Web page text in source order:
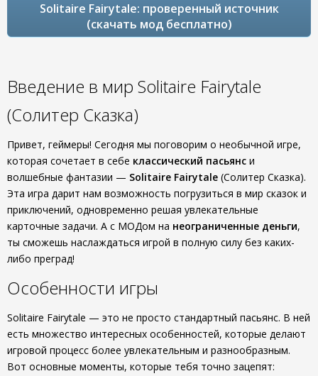
Solitaire Fairytale: проверенный источник
(скачать мод бесплатно)
Введение в мир Solitaire Fairytale
(Солитер Сказка)
Привет, геймеры! Сегодня мы поговорим о необычной игре,
которая сочетает в себе классический пасьянс и
волшебные фантазии — Solitaire Fairytale (Солитер Сказка).
Эта игра дарит нам возможность погрузиться в мир сказок и
приключений, одновременно решая увлекательные
карточные задачи. А с МОДом на неограниченные деньги,
ты сможешь наслаждаться игрой в полную силу без каких-
либо преград!
Особенности игры
Solitaire Fairytale — это не просто стандартный пасьянс. В ней
есть множество интересных особенностей, которые делают
игровой процесс более увлекательным и разнообразным.
Вот основные моменты, которые тебя точно зацепят: